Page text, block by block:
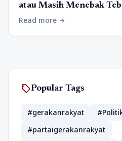
atau Masih Menebak
Read more arrow_forward
sellPopular Tags
#gerakanrakyat
#partaigerakanrakyat